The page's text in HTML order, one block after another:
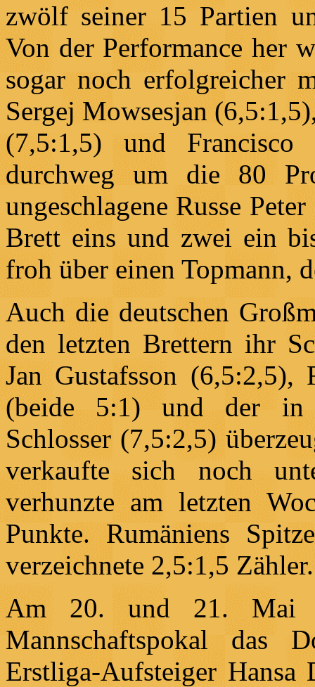
zwölf seiner 15 Partien
Von der Performance her
sogar noch erfolgreicher
Sergej Mowsesjan
(7,5:1,5) und Francisco
durchweg um die 80
ungeschlagene Russe
Brett eins und zwei ein
froh über einen Topmann,
Auch die deutschen
den letzten Brettern ihr
Jan Gustafsson (6,5:2,5),
(beide 5:1) und der in
Schlosser (7,5:2,5)
verkaufte sich noch
verhunzte am letzten
Punkte. Rumäniens
verzeichnete 2,5:1,5 Zähler.
Am 20. und 21. Mai
Mannschaftspokal das
Erstliga-Aufsteiger